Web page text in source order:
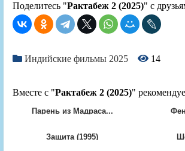
Поделитесь "Рактабеж 2 (2025)" с
Индийские фильмы 2025 14
Вместе с "Рактабеж 2 (2025)"
Парень из Мадраса...
Защита (1995)